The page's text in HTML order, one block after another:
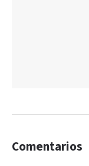
Comentarios